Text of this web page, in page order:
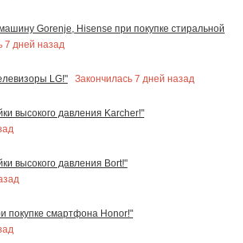
Gorenje, Hisense при покупке стиральной
7 дней назад
LG!"
Закончилась 7 дней назад
высокого давления Karcher!"
высокого давления Bort!"
покупке смартфона Honor!"